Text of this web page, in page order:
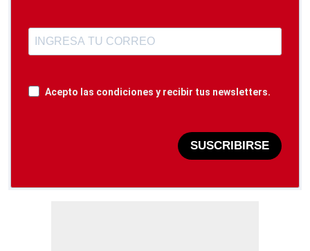
Acepto las condiciones y recibir tus newsletters.
SUSCRIBIRSE